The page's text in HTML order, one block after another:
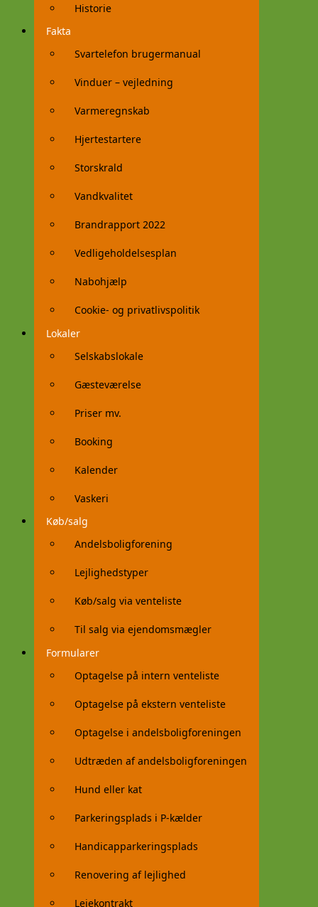
Historie
Fakta
Svartelefon brugermanual
Vinduer – vejledning
Varmeregnskab
Hjertestartere
Storskrald
Vandkvalitet
Brandrapport 2022
Vedligeholdelsesplan
Nabohjælp
Cookie- og privatlivspolitik
Lokaler
Selskabslokale
Gæsteværelse
Priser mv.
Booking
Kalender
Vaskeri
Køb/salg
Andelsboligforening
Lejlighedstyper
Køb/salg via venteliste
Til salg via ejendomsmægler
Formularer
Optagelse på intern venteliste
Optagelse på ekstern venteliste
Optagelse i andelsboligforeningen
Udtræden af andelsboligforeningen
Hund eller kat
Parkeringsplads i P-kælder
Handicapparkeringsplads
Renovering af lejlighed
Lejekontrakt